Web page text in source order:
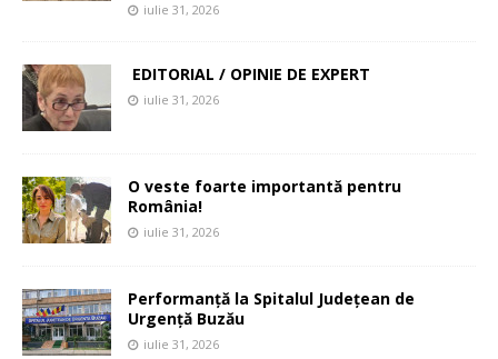
iulie 31, 2026
EDITORIAL / OPINIE DE EXPERT
iulie 31, 2026
O veste foarte importantă pentru
România!
iulie 31, 2026
Performanță la Spitalul Județean de
Urgență Buzău
iulie 31, 2026